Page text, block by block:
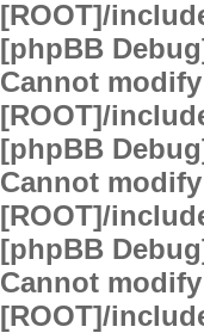
[ROOT]/
[phpBB
Cannot
[ROOT]/
[phpBB
Cannot
[ROOT]/
[phpBB
Cannot
[ROOT]/